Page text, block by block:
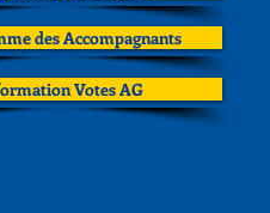
des Accompagnants
Votes AG